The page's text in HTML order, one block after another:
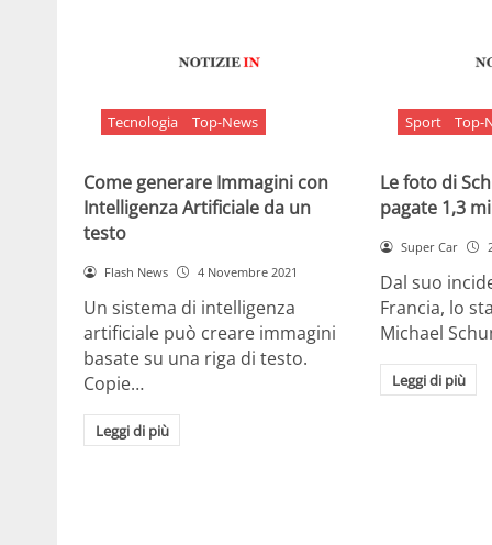
Tecnologia Top-News
Come generare Immagini con
Intelligenza Artificiale da un
testo
Flash News 4 Novembre 2021
Un sistema di intelligenza
artificiale può creare immagini
basate su una riga di testo.
Copie…
Leggi di più
Sport Top-
Le foto di
pagate 1,3
Super Car
Dal suo
Francia, lo
Michael
Leggi di più